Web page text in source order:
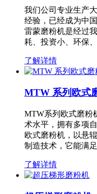
我们公司专业生产
经验，已经成为中
雷蒙磨粉机是经过
耗、投资小、环保
了解详情
MTW 系列欧式
MTW系列欧式磨粉
术水平，拥有多项
欧式磨粉机，以悬
制造技术，它能满
了解详情